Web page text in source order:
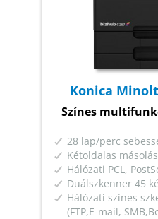
Konica
Színes
28 lap/perc
Kétoldalas
Hálózati PCL,
Duálszkenner 45
Hálózati színes
(FTP,E-mail,